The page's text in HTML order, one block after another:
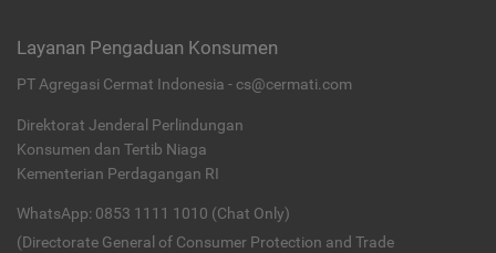
Layanan Pengaduan Konsumen
PT Agregasi Cermat Indonesia - cs@cermati.com
Direktorat Jenderal Perlindungan
Konsumen dan Tertib Niaga
Kementerian Perdagangan RI
WhatsApp: 0853 1111 1010 (Chat Only)
(Directorate General of Consumer Protection and Trade